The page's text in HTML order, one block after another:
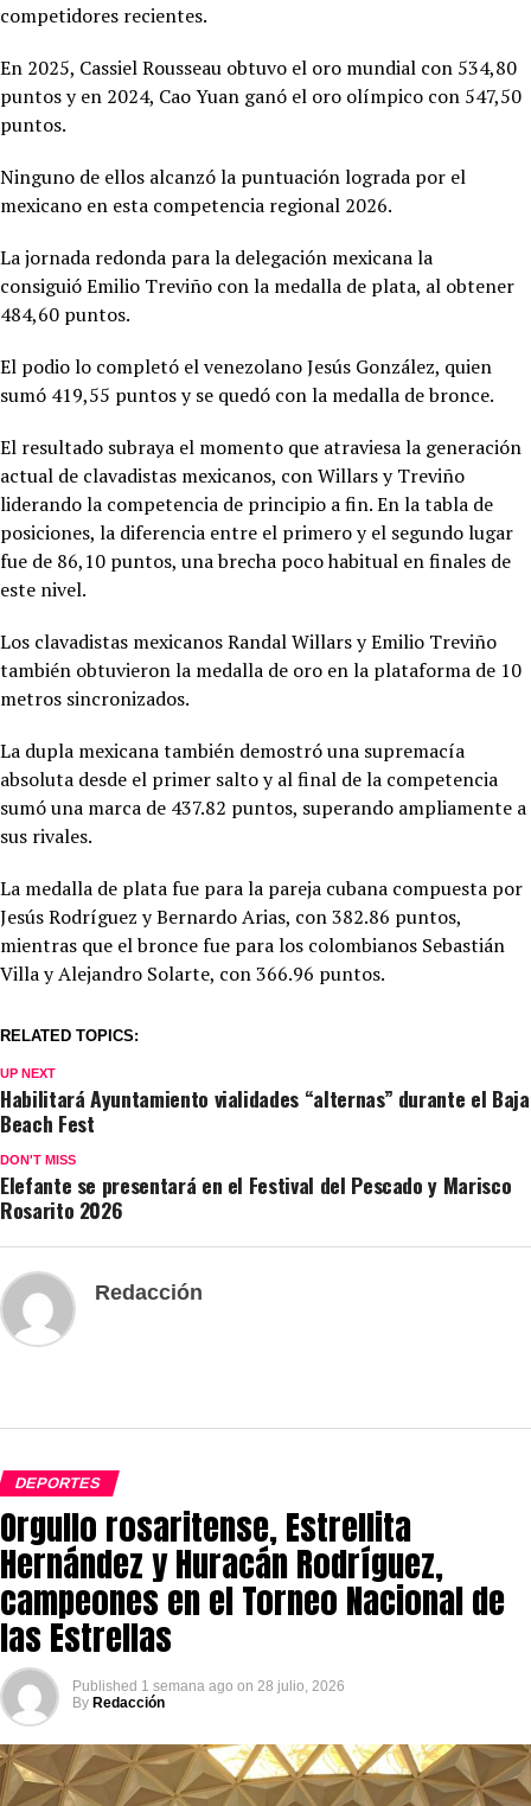
competidores recientes.
En 2025, Cassiel Rousseau obtuvo el oro mundial con 534,80
puntos y en 2024, Cao Yuan ganó el oro olímpico con 547,50
puntos.
Ninguno de ellos alcanzó la puntuación lograda por el
mexicano en esta competencia regional 2026.
La jornada redonda para la delegación mexicana la
consiguióEmilio Treviño con la medalla de plata, al obtener
484,60 puntos.
El podio lo completó el venezolano Jesús González, quien
sumó 419,55 puntos y se quedó con la medalla de bronce.
El resultado subraya el momento que atraviesa la generación
actual de clavadistas mexicanos, con Willars y Treviño
liderando la competencia de principio a fin. En la tabla de
posiciones, la diferencia entre el primero y el segundo lugar
fue de 86,10 puntos, una brecha poco habitual en finales de
este nivel.
Los clavadistas mexicanos Randal Willars y Emilio Treviño
también obtuvieron la medalla de oro en la plataforma de 10
metros sincronizados.
La dupla mexicana también demostró una supremacía
absoluta desde el primer salto y al final de la competencia
sumó una marca de 437.82 puntos, superando ampliamente a
sus rivales.
La medalla de plata fue para la pareja cubana compuesta por
Jesús Rodríguez y Bernardo Arias, con 382.86 puntos,
mientras que el bronce fue para los colombianos Sebastián
Villa y Alejandro Solarte, con 366.96 puntos.
RELATED TOPICS:
UP NEXT
Habilitará Ayuntamiento vialidades “alternas” durante el Baja
Beach Fest
DON'T MISS
Elefante se presentará en el Festival del Pescado y Marisco
Rosarito 2026
Redacción
DEPORTES
Orgullo rosaritense, Estrellita
Hernández y Huracán Rodríguez,
campeones en el Torneo Nacional de
las Estrellas
Published 1 semana ago on 28 julio, 2026
By Redacción